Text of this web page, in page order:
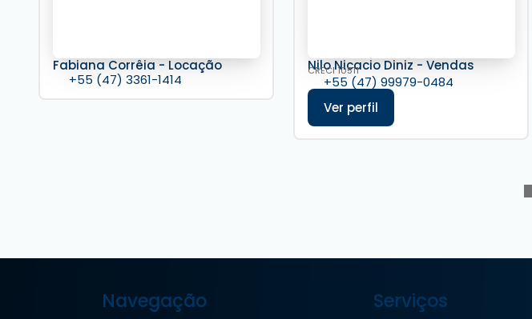
Fabiana Corrêia - Locação
+55 (47) 3361-1414
Nilo Nicacio Diniz - Vendas
CRECI10511
+55 (47) 99979-0484
Navegação Serviços